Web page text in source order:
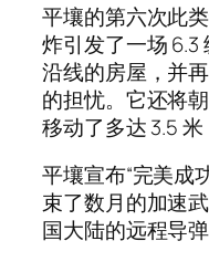
平壤的第六次此
炸引发了一场 6.3
沿线的房屋，并
的担忧。它还将
移动了多达 3.5 米
平壤宣布“完美成
束了数月的加速
国大陆的远程导弹